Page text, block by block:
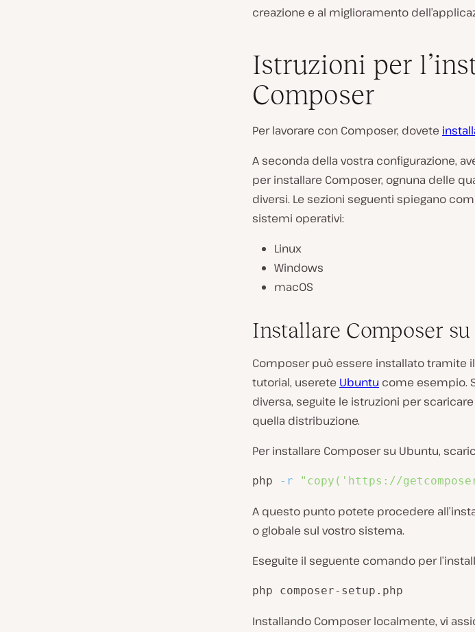
creazione e al miglioramento
Istruzioni per
Composer
Per lavorare con Composer, dovete
A seconda della vostra configurazione,
per installare Composer, ognuna delle
diversi. Le sezioni seguenti spiegano
sistemi operativi:
Linux
Windows
macOS
Installare Composer
Composer può essere installato tramite
tutorial, userete Ubuntu come esempio.
diversa, seguite le istruzioni per
quella distribuzione.
Per installare Composer su Ubuntu,
php -r "copy('https://
A questo punto potete procedere
o globale sul vostro sistema.
Eseguite il seguente comando per
php composer-setup.php
Installando Composer localmente, vi